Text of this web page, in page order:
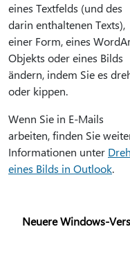
eines Textfelds (und des
darin enthaltenen Texts),
einer Form, eines
Objekts oder eines Bilds
ändern, indem Sie es
oder kippen.
Wenn Sie in E-Mails
arbeiten, finden Sie
Informationen unter
eines Bilds in Outlook.
Neuere Windows-